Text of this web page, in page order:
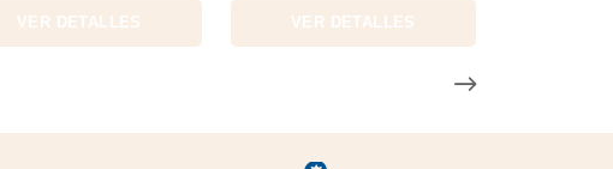
VER DETALLES VER DETALLES